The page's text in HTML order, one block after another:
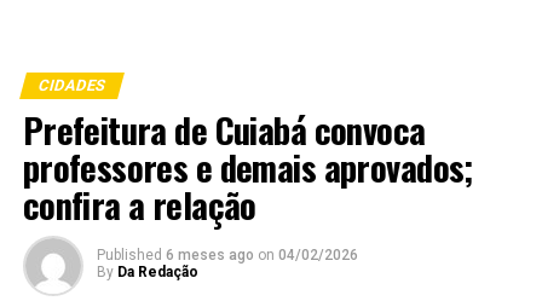
CIDADES
Prefeitura de Cuiabá convoca
professores e demais aprovados;
confira a relação
Published 6 meses ago on 04/02/2026
By Da Redação